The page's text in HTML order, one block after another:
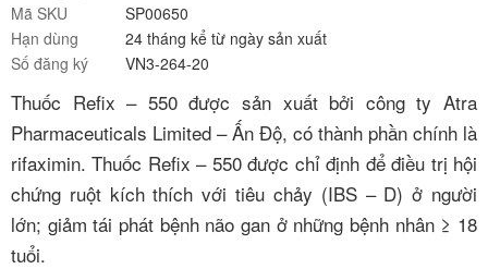
Mã SKU
SP00650
Hạn dùng
24 tháng kể từ ngày sản xuất
Số đăng ký
VN3-264-20
Thuốc Refix – 550 được sản xuất bởi công ty Atra
Pharmaceuticals Limited – Ấn Độ, có thành phần chính là
rifaximin. Thuốc Refix – 550 được chỉ định để điều trị hội
chứng ruột kích thích với tiêu chảy (IBS – D) ở người
lớn; giảm tái phát bệnh não gan ở những bệnh nhân ≥ 18
tuổi.